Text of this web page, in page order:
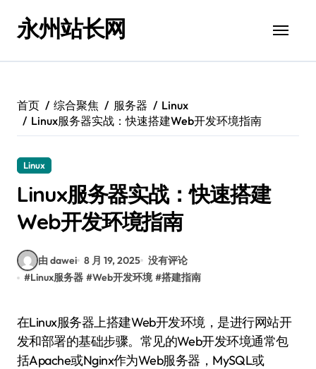
永州站长网
首页 综合聚焦 服务器
Linux
Linux服务器实战：快速搭建Web开发环境指南
Linux
Linux服务器实战：快速搭建
Web开发环境指南
由 dawei 8 月 19, 2025 没有评论
#Linux服务器 #Web开发环境 #搭建指南
在Linux服务器上搭建Web开发环境，是进行网站开
发和部署的基础步骤。常见的Web开发环境通常包
括Apache或Nginx作为Web服务器，MySQL或